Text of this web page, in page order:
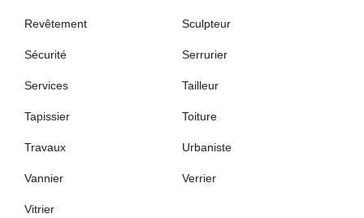
Revêtement Sculpteur
Sécurité Serrurier
Services Tailleur
Tapissier Toiture
Travaux Urbaniste
Vannier Verrier
Vitrier